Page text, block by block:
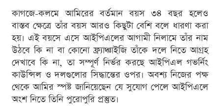
কাগজে-কলমে আমিরের বর্তমান বয়স ৩৪ বছর হলেও
বাস্তব ক্ষেত্রে তাঁর বয়স আরও কিছুটা বেশি বলে ধারণা করা
হয়। এই বয়সে এসে আইপিএলের আগামী নিলামে তাঁর নাম
উঠবে কি না বা কোনো ফ্র্যাঞ্চাইজি তাঁকে দলে নিতে আগ্রহ
দেখাবে কি না, তা সম্পূর্ণ নির্ভর করছে আইপিএল গভর্নিং
কাউন্সিল ও দলগুলোর সিদ্ধান্তের ওপর। অবশ্য নিজের পক্ষ
থেকে আমির স্পষ্ট জানিয়েছেন যে সুযোগ পেলে আইপিএলে
অংশ নিতে তিনি পুরোপুরি প্রস্তুত।